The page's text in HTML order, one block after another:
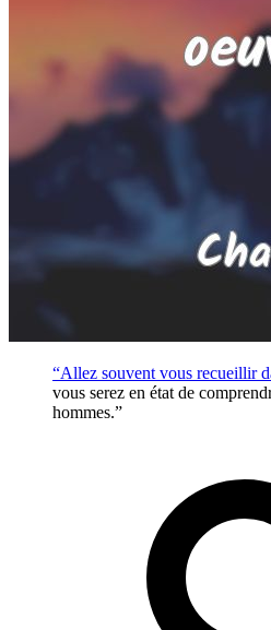
“Allez souvent vous recueillir
vous serez en état de
hommes.”